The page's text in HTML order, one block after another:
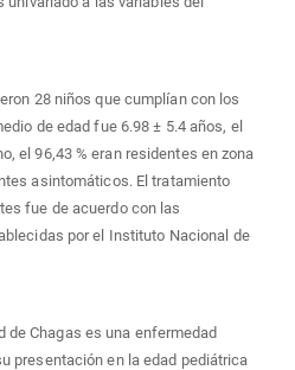
28 niños que cumplían con los
de edad fue 6.98 ± 5.4 años, el
el 96,43 % eran residentes en zona
asintomáticos. El tratamiento
fue de acuerdo con las
por el Instituto Nacional de
de Chagas es una enfermedad
presentación en la edad pediátrica